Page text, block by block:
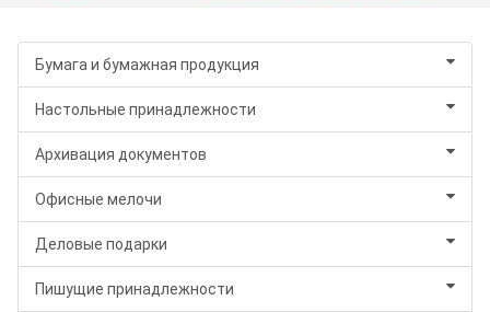
Бумага и бумажная продукция
Настольные принадлежности
Архивация документов
Офисные мелочи
Деловые подарки
Пишущие принадлежности